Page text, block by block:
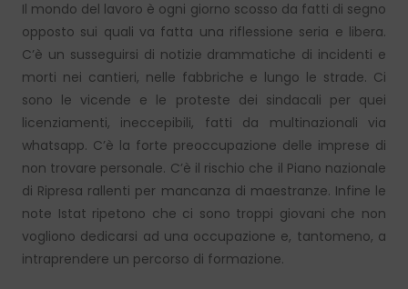
Il mondo del lavoro è ogni giorno scosso da fatti di segno
opposto sui quali va fatta una riflessione seria e libera.
C’è un susseguirsi di notizie drammatiche di incidenti e
morti nei cantieri, nelle fabbriche e lungo le strade. Ci
sono le vicende e le proteste dei sindacali per quei
licenziamenti, ineccepibili, fatti da multinazionali via
whatsapp. C’è la forte preoccupazione delle imprese di
non trovare personale. C’è il rischio che il Piano nazionale
di Ripresa rallenti per mancanza di maestranze. Infine le
note Istat ripetono che ci sono troppi giovani che non
vogliono dedicarsi ad una occupazione e, tantomeno, a
intraprendere un percorso di formazione.